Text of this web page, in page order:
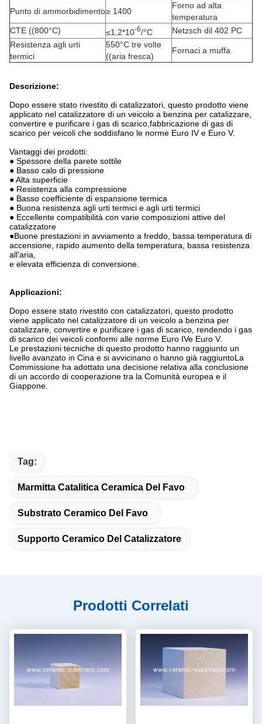
Punto di ammorbidimento≥ 1400
Forno ad alta
temperatura
CTE ((800°C)
≤1,2*10-6/°C
Netzsch dil 402 PC
Resistenza agli urti
termici
550°C tre volte
((aria fresca)
Fornaci a muffa
Descrizione:
Dopo essere stato rivestito di catalizzatori, questo prodotto viene
applicato nel catalizzatore di un veicolo a benzina per catalizzare,
convertire e purificare i gas di scarico,fabbricazione di gas di
scarico per veicoli che soddisfano le norme Euro IV e Euro V.
Vantaggi dei prodotti:
● Spessore della parete sottile
● Basso calo di pressione
● Alta superficie
● Resistenza alla compressione
● Basso coefficiente di espansione termica
● Buona resistenza agli urti termici e agli urti termici
● Eccellente compatibilità con varie composizioni attive del
catalizzatore
●Buone prestazioni in avviamento a freddo, bassa temperatura di
accensione, rapido aumento della temperatura, bassa resistenza
all'aria,
e elevata efficienza di conversione.
Applicazioni:
Dopo essere stato rivestito con catalizzatori, questo prodotto
viene applicato nel catalizzatore di un veicolo a benzina per
catalizzare, convertire e purificare i gas di scarico, rendendo i gas
di scarico dei veicoli conformi alle norme Euro IVe Euro V.
Le prestazioni tecniche di questo prodotto hanno raggiunto un
livello avanzato in Cina e si avvicinano o hanno già raggiuntoLa
Commissione ha adottato una decisione relativa alla conclusione
di un accordo di cooperazione tra la Comunità europea e il
Giappone.
Tag:
Marmitta Catalitica Ceramica Del Favo
Substrato Ceramico Del Favo
Supporto Ceramico Del Catalizzatore
Prodotti Correlati